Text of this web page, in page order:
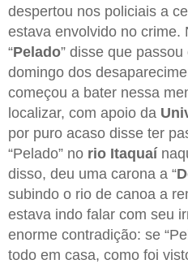
despertou nos policiais a
estava envolvido no crime.
“Pelado” disse que
domingo dos
começou a bater nessa
localizar, com apoio da
por puro acaso disse ter
“Pelado” no rio Itaquaí
disso, deu uma carona a “
subindo o rio de canoa a
estava indo falar com seu
enorme contradição: se
todo em casa, como foi